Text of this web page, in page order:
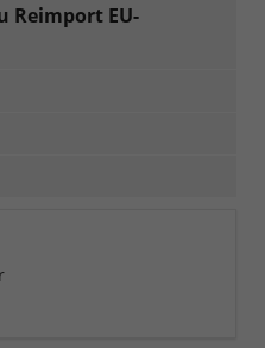
Reimport EU-